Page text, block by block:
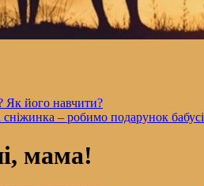
Як його навчити?
– робимо подарунок бабусі
мама!